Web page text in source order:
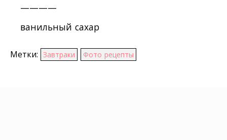
————
ванильный сахар
Метки: Завтраки Фото рецепты